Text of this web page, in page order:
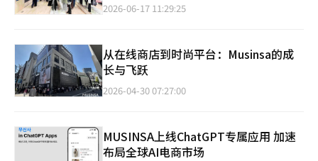
2026-06-17 11:29:25
从在线商店到时尚平台：Musinsa的成
长与飞跃
2026-04-30 07:27:00
MUSINSA上线ChatGPT专属应用 加速
布局全球AI电商市场